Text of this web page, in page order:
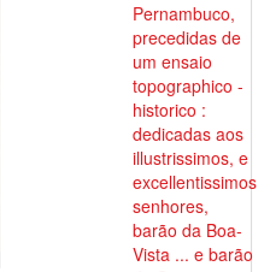
Pernambuco,
precedidas de
um ensaio
topographico -
historico :
dedicadas aos
illustrissimos, e
excellentissimos
senhores,
barão da Boa-
Vista ... e barão